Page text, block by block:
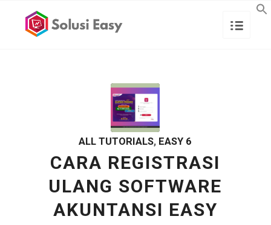
ALL TUTORIALS, EASY 6
CARA REGISTRASI
ULANG SOFTWARE
AKUNTANSI EASY